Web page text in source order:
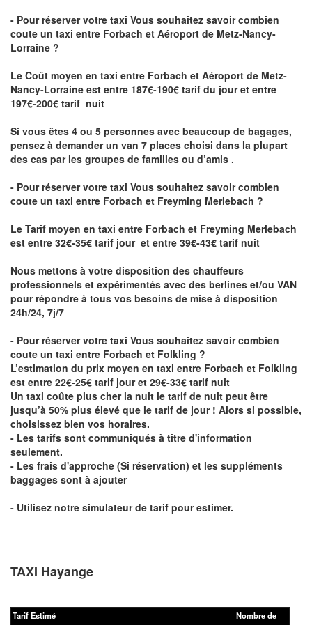
- Pour réserver votre taxi Vous souhaitez savoircombien
coute un taxi entre Forbach et Aéroport de Metz-Nancy-
Lorraine ?
Le Coût moyen en taxi entre Forbach et Aéroport de Metz-
Nancy-Lorraine est entre 187€-190€ tarif du jour et entre
197€-200€ tarif nuit
Si vous êtes 4 ou 5 personnes avec beaucoup de bagages,
pensez à demander un van 7 places choisi dans la plupart
des cas par les groupes de familles ou d’amis .
- Pour réserver votre taxi Vous souhaitez savoircombien
coute un taxi entre Forbach et Freyming Merlebach ?
Le Tarif moyen en taxi entre Forbach et Freyming Merlebach
est entre 32€-35€ tarif jour et entre 39€-43€ tarif nuit
Nous mettons à votre disposition des chauffeurs
professionnels et expérimentés avec des berlines et/ou VAN
pour répondre à tous vos besoins de mise à disposition
24h/24, 7j/7
- Pour réserver votre taxi Vous souhaitez savoircombien
coute un taxi entre Forbach et Folkling ?
L’estimation du prix moyen en taxi entre Forbach et Folkling
est entre 22€-25€ tarif jour et 29€-33€ tarif nuit
Un taxi coûte plus cher la nuit le tarif de nuit peut être
jusqu’à 50% plus élevé que le tarif de jour ! Alors si possible,
choisissez bien vos horaires.
- Les tarifs sont communiqués à titre d'information
seulement.
- Les frais d'approche (Si réservation) et les suppléments
baggages sont à ajouter
- Utilisez notre simulateur de tarif pour estimer.
TAXI Hayange
Tarif Estimé
Nombre de